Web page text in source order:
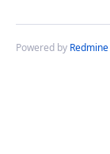
Powered by Redmine